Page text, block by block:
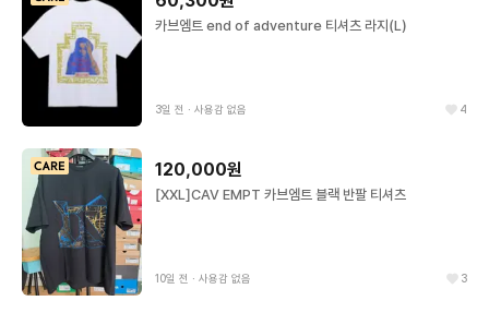
카브엠트 end of adventure 티셔츠 라지(L)
3일 전 ∙ 사용감 없음 4
120,000원
[XXL]CAV EMPT 카브엠트 블랙 반팔 티셔츠
10일 전 ∙ 사용감 없음 3